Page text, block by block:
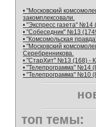
• "Московский
закомплексовали.
• "Экспресс газета" №14
• "Собеседник" №13
• "Комсомольская
• "Московский
Серебренникова.
• "СтарХит" №13 (168) -
• "Телепрограмма" №14
• "Телепрограмма" №10
топ темы: